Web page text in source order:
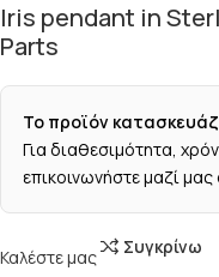
Iris pendant in
Parts
Το προϊόν
Για διαθεσιμότητα,
επικοινωνήστε μαζί μας
Καλέστε μας
Συγκρίνω